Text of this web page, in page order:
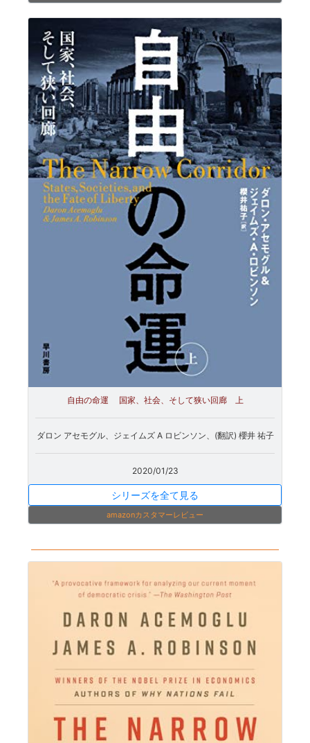
自由の命運 国家、社会、そして狭い回廊 上
ダロン アセモグル、ジェイムズ A ロビンソン、(翻訳) 櫻井 祐子
2020/01/23
シリーズを全て見る
amazonカスタマーレビュー